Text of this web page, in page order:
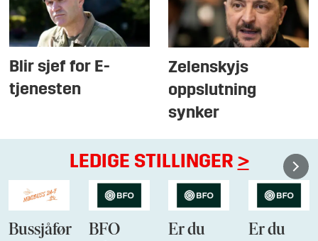
Blir sjef for E-
tjenesten
Zelenskyjs
oppslutning
synker
LEDIGE STILLINGER >
Bussjåfør
BFO
Er du
Er du